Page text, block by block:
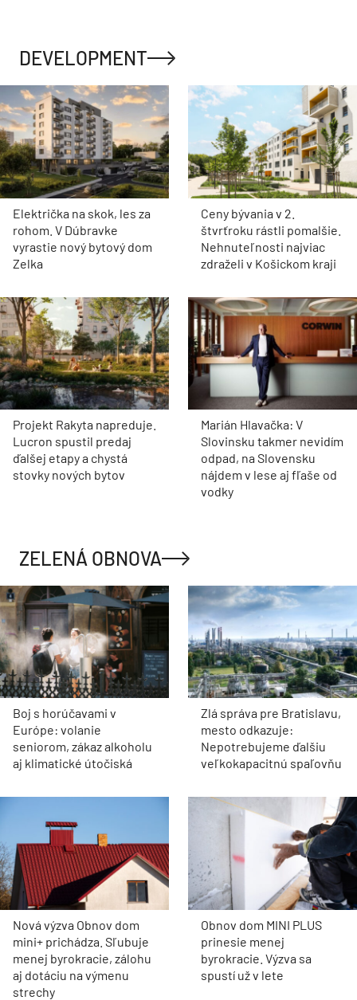
DEVELOPMENT
Električka na skok, les za
rohom. V Dúbravke
vyrastie nový bytový dom
Zelka
Ceny bývania v 2.
štvrťroku rástli pomalšie.
Nehnuteľnosti najviac
zdraželi v Košickom kraji
Projekt Rakyta napreduje.
Lucron spustil predaj
ďalšej etapy a chystá
stovky nových bytov
Marián Hlavačka: V
Slovinsku takmer nevidím
odpad, na Slovensku
nájdem v lese aj fľaše od
vodky
ZELENÁ OBNOVA
Boj s horúčavami v
Európe: volanie
seniorom, zákaz alkoholu
aj klimatické útočiská
Zlá správa pre Bratislavu,
mesto odkazuje:
Nepotrebujeme ďalšiu
veľkokapacitnú spaľovňu
Nová výzva Obnov dom
mini+ prichádza. Sľubuje
menej byrokracie, zálohu
aj dotáciu na výmenu
strechy
Obnov dom MINI PLUS
prinesie menej
byrokracie. Výzva sa
spustí už v lete